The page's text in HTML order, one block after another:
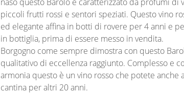
naso questo Barolo è caratterizzato da profumi di
piccoli frutti rossi e sentori speziati. Questo vino
ed elegante affina in botti di rovere per 4 anni e
in bottiglia, prima di essere messo in vendita.
Borgogno come sempre dimostra con questo
qualitativo di eccellenza raggiunto. Complesso e
armonia questo è un vino rosso che potete anche
cantina per altri 20 anni.